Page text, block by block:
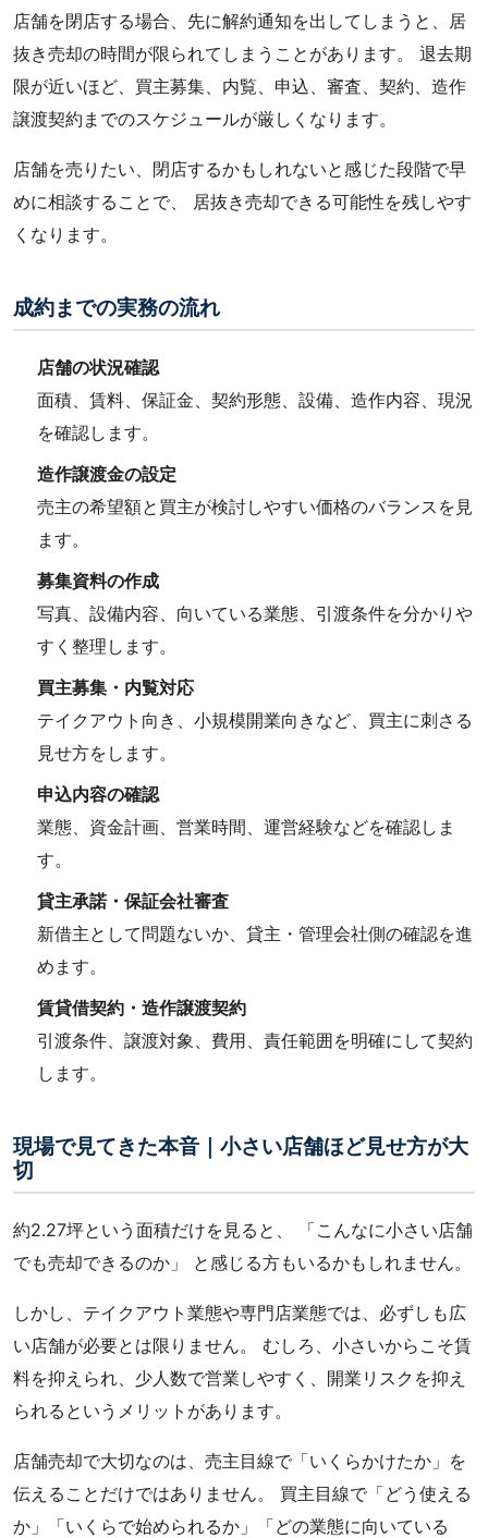
店舗を閉店する場合、先に解約通知を出してしまうと、居
抜き売却の時間が限られてしまうことがあります。 退去期
限が近いほど、買主募集、内覧、申込、審査、契約、造作
譲渡契約までのスケジュールが厳しくなります。
店舗を売りたい、閉店するかもしれないと感じた段階で早
めに相談することで、 居抜き売却できる可能性を残しやす
くなります。
成約までの実務の流れ
店舗の状況確認
面積、賃料、保証金、契約形態、設備、造作内容、現況
を確認します。
造作譲渡金の設定
売主の希望額と買主が検討しやすい価格のバランスを見
ます。
募集資料の作成
写真、設備内容、向いている業態、引渡条件を分かりや
すく整理します。
買主募集・内覧対応
テイクアウト向き、小規模開業向きなど、買主に刺さる
見せ方をします。
申込内容の確認
業態、資金計画、営業時間、運営経験などを確認しま
す。
貸主承諾・保証会社審査
新借主として問題ないか、貸主・管理会社側の確認を進
めます。
賃貸借契約・造作譲渡契約
引渡条件、譲渡対象、費用、責任範囲を明確にして契約
します。
現場で見てきた本音｜小さい店舗ほど見せ方が大
切
約2.27坪という面積だけを見ると、 「こんなに小さい店舗
でも売却できるのか」 と感じる方もいるかもしれません。
しかし、テイクアウト業態や専門店業態では、必ずしも広
い店舗が必要とは限りません。 むしろ、小さいからこそ賃
料を抑えられ、少人数で営業しやすく、開業リスクを抑え
られるというメリットがあります。
店舗売却で大切なのは、売主目線で「いくらかけたか」を
伝えることだけではありません。 買主目線で「どう使える
か」「いくらで始められるか」「どの業態に向いている